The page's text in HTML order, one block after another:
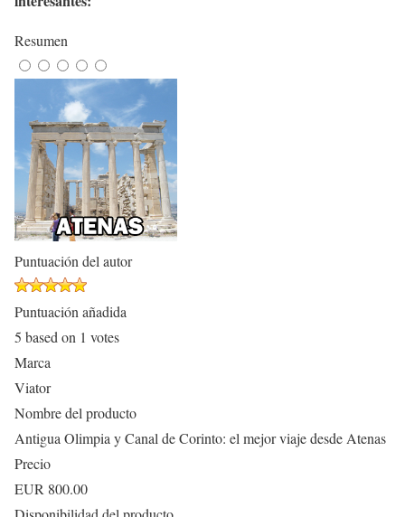
Resumen
Puntuación del autor
Puntuación añadida
5 based on 1 votes
Marca
Viator
Nombre del producto
Antigua Olimpia y Canal de Corinto: el mejor viaje desde Atenas
Precio
EUR 800.00